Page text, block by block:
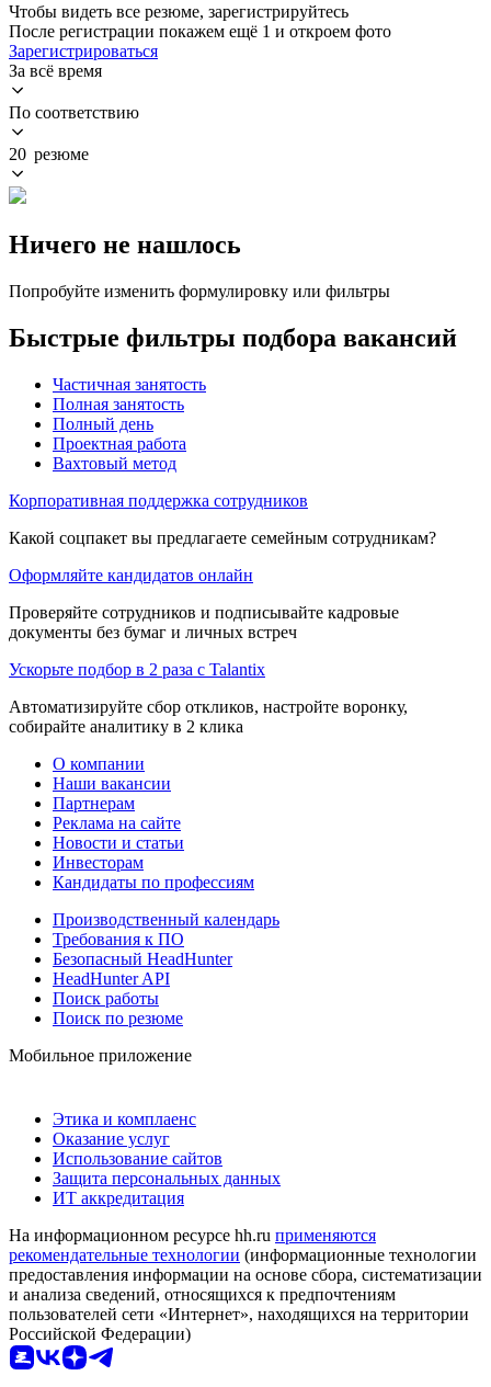
Чтобы видеть все резюме, зарегистрируйтесь
После регистрации покажем ещё 1 и откроем фото
Зарегистрироваться
За всё время
По соответствию
20 резюме
Ничего не нашлось
Попробуйте изменить формулировку или фильтры
Быстрые фильтры подбора вакансий
Частичная занятость
Полная занятость
Полный день
Проектная работа
Вахтовый метод
Корпоративная поддержка сотрудников
Какой соцпакет вы предлагаете семейным сотрудникам?
Оформляйте кандидатов онлайн
Проверяйте сотрудников и подписывайте кадровые
документы без бумаг и личных встреч
Ускорьте подбор в 2 раза с Talantix
Автоматизируйте сбор откликов, настройте воронку,
собирайте аналитику в 2 клика
О компании
Наши вакансии
Партнерам
Реклама на сайте
Новости и статьи
Инвесторам
Кандидаты по профессиям
Производственный календарь
Требования к ПО
Безопасный HeadHunter
HeadHunter API
Поиск работы
Поиск по резюме
Мобильное приложение
Этика и комплаенс
Оказание услуг
Использование сайтов
Защита персональных данных
ИТ аккредитация
На информационном ресурсе hh.ru применяются
рекомендательные технологии (информационные технологии
предоставления информации на основе сбора, систематизации
и анализа сведений, относящихся к предпочтениям
пользователей сети «Интернет», находящихся на территории
Российской Федерации)